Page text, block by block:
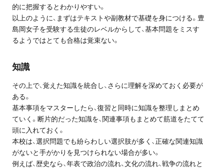
お問い合わせ・資料請求
無料体験授業とは
的に把握するとわかりやすい。
以上のように、まずはテキストや副教材で基礎を身につける。豊
島岡女子を受験する生徒のレベルからして、基本問題をミスす
るようではとても合格は覚束ない。
知識
その上で、覚えた知識を統合し、さらに理解を深めておく必要が
ある。
基本事項をマスターしたら、復習と同時に知識を整理しまとめ
ていく。断片的だった知識を、関連事項もまとめて筋道をたてて
頭に入れておく。
本校は、選択問題でも紛らわしい選択肢が多く、正確な関連知識
がないと手がかりを見つけられない場合が多い。
例えば、歴史なら、年表で政治の流れ、文化の流れ、戦争の流れと